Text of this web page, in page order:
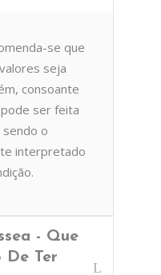
se que
seja
consoante
ser feita
sendo o
interpretado
- Que
De Ter